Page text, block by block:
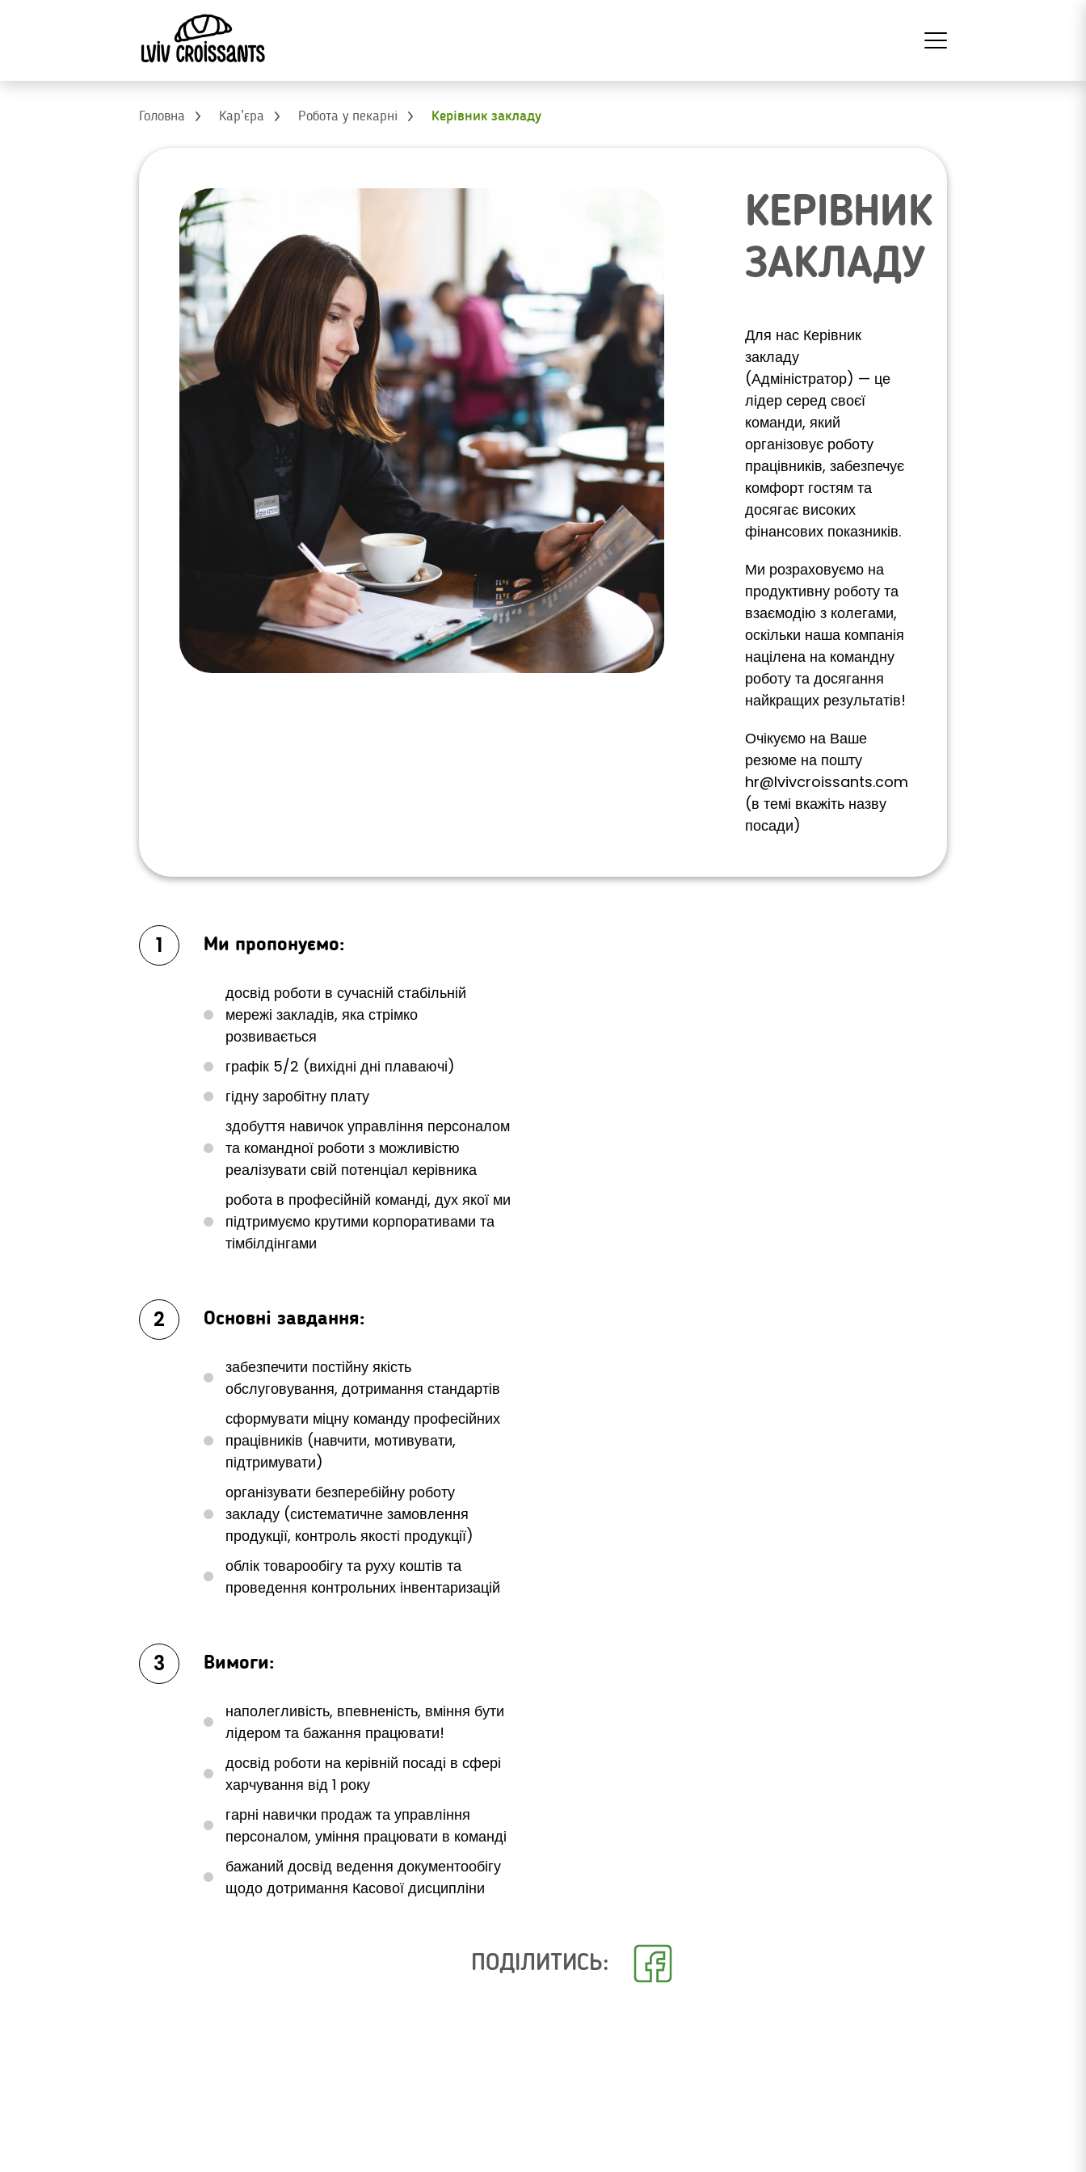
Головна Карʼєра Робота у пекарні Керівник закладу
КЕРІВНИК
ЗАКЛАДУ
Для нас Керівник
закладу
(Адміністратор) — це
лідер серед своєї
команди, який
організовує роботу
працівників, забезпечує
комфорт гостям та
досягає високих
фінансових показників.
Ми розраховуємо на
продуктивну роботу та
взаємодію з колегами,
оскільки наша компанія
націлена на командну
роботу та досягання
найкращих результатів!
Очікуємо на Ваше
резюме на пошту
hr@lvivcroissants.com
(в темі вкажіть назву
посади)
1 Ми пропонуємо:
досвід роботи в сучасній стабільній
мережі закладів, яка стрімко
розвивається
графік 5/2 (вихідні дні плаваючі)
гідну заробітну плату
здобуття навичок управління персоналом
та командної роботи з можливістю
реалізувати свій потенціал керівника
робота в професійній команді, дух якої ми
підтримуємо крутими корпоративами та
тімбілдінгами
2 Основні завдання:
забезпечити постійну якість
обслуговування, дотримання стандартів
сформувати міцну команду професійних
працівників (навчити, мотивувати,
підтримувати)
організувати безперебійну роботу
закладу (систематичне замовлення
продукції, контроль якості продукції)
облік товарообігу та руху коштів та
проведення контрольних інвентаризацій
3 Вимоги:
наполегливість, впевненість, вміння бути
лідером та бажання працювати!
досвід роботи на керівній посаді в сфері
харчування від 1 року
гарні навички продаж та управління
персоналом, уміння працювати в команді
бажаний досвід ведення документообігу
щодо дотримання Касової дисципліни
ПОДІЛИТИСЬ: